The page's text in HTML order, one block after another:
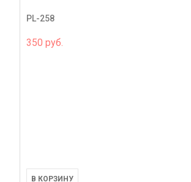
PL-258
350 руб.
В КОРЗИНУ